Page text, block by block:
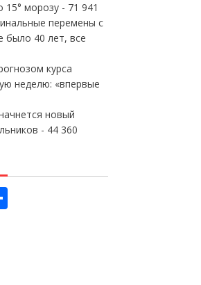
15° морозу- 71 941
перемены с
было 40 лет, все
курса
неделю: «впервые
новый
- 44 360
П